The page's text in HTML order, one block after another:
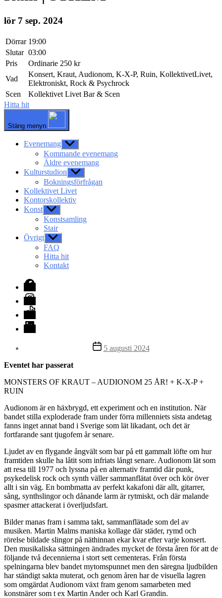
lör 7 sep. 2024
Dörrar 19:00
Slutar 03:00
Pris
Ordinarie 250 kr
Vad
Konsert, Kraut, Audionom, K-X-P, Ruin, KollektivetLivet,
Elektroniskt, Rock & Psychrock
Scen
Kollektivet Livet Bar & Scen
Hitta hit
Stäng menyn
Evenemang Visa
undermeny
Kommande evenemang
Äldre evenemang
Kulturstudion Visa
undermeny
Bokningsförfrågan
Kollektivet Livet
Kontorskollektiv
Konst Visa
undermeny
Konstsamling
Stair
Övrigt Visa
undermeny
FAQ
Hitta hit
Kontakt
Facebook
Instagram
TikTok
LinkedIn
Inläggsdatum
5 augusti 2024
Eventet har passerat
MONSTERS OF KRAUT – AUDIONOM 25 ÅR! + K-X-P +
RUIN
Audionom är en häxbrygd, ett experiment och en institution. När
bandet stilla exploderade fram under förra millenniets sista andetag
fanns inget annat band i Sverige som lät likadant, och det är
fortfarande sant tjugofem år senare.
Ljudet av en flygande ångvält som bar på ett gammalt löfte om hur
framtiden skulle ha låtit som infriats långt senare. Audionom lät som
att resa till 1977 och lyssna på en alternativ framtid där punk,
psykedelisk rock och synth väller sammanflätat över och kör över
allt i sin väg. En bombmatta av perfekt kakafoni där allt, gitarrer,
sång, synthslingor och dånande larm är rytmiskt, och där malande
spasmer attackerat i överljudsfart.
Bilder manas fram i samma takt, sammanflätade som del av
musiken. Martin Malms maniska kollage där städer, rymd och
rörelse bildade slingor på näthinnan ekar kvar efter varje konsert.
Den musikaliska sättningen ändrades mycket de första åren för att de
följande två decennierna i stort sett cementeras. Från första
spelningarna blev bandet mytomspunnet men den säregna ljudbilden
har ständigt sakta muterat, och genom åren har de visuella lagren
som omgärdat Audionom växt fram genom samarbeten med
konstnärer som t ex Martin Ander och Karl Grandin.